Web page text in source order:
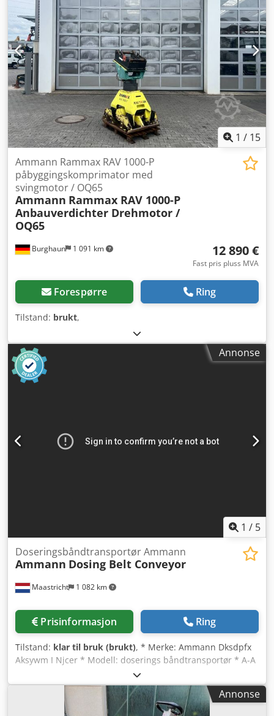
1 / 15
Burghaun 1 091 km
Ammann Rammax RAV 1000-P
påbyggingskomprimator med
svingmotor / OQ65
Ammann Rammax RAV 1000-P
Anbauverdichter Drehmotor /
OQ65
12 890 €
Fast pris pluss MVA
Forespørre Ring
Tilstand: brukt,
Annonse
1 / 5
Maastricht 1 082 km
Doseringsbåndtransportør Ammann
Ammann Dosing Belt Conveyor
Prisinformasjon Ring
Tilstand: klar til bruk (brukt), * Merke: Ammann Dksdpfx
Aksywm I Njcer * Modell: doserings båndtransportør * A-A
lengde: 1700 mm * Bredde på bånd: 650 mm * Drivverk:
1,5 kW girboks * På lager: 6 stk.
Annonse